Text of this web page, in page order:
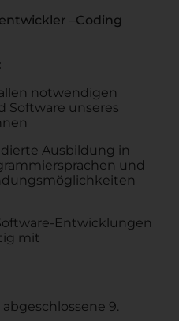
–Coding
notwendigen
Software unseres
Ausbildung in
und
Entwicklungen
mit
9.